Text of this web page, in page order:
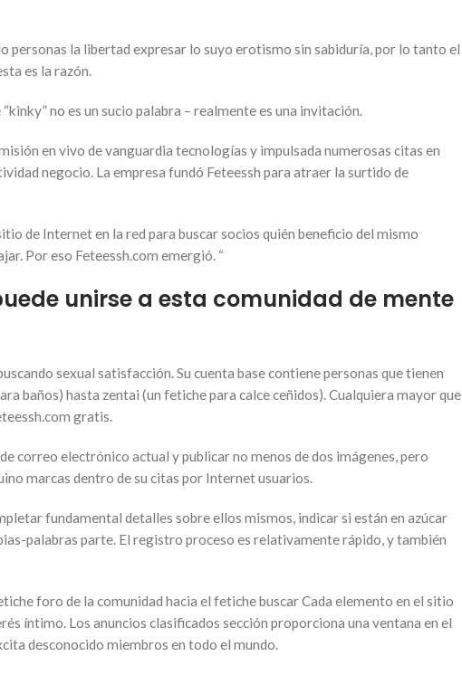
personas la libertad expresar lo suyo erotismo sin sabiduría, por lo tanto el
es la razón.
no es un sucio palabra – realmente es una invitación.
en vivo de vanguardia tecnologías y impulsada numerosas citas en
negocio. La empresa fundó Feteessh para atraer la surtido de
de Internet en la red para buscar socios quién beneficio del mismo
Por eso Feteessh.com emergió. “
unirse a esta comunidad de mente
sexual satisfacción. Su cuenta base contiene personas que tienen
baños) hasta zentai (un fetiche para calce ceñidos). Cualquiera mayor que
gratis.
correo electrónico actual y publicar no menos de dos imágenes, pero
marcas dentro de su citas por Internet usuarios.
fundamental detalles sobre ellos mismos, indicar si están en azúcar
palabras parte. El registro proceso es relativamente rápido, y también
foro de la comunidad hacia el fetiche buscar Cada elemento en el sitio
íntimo. Los anuncios clasificados sección proporciona una ventana en el
desconocido miembros en todo el mundo.